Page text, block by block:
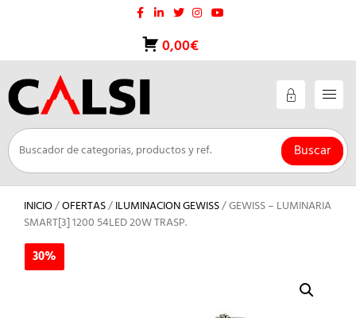
0,00€
Buscar
INICIO/OFERTAS/ILUMINACION GEWISS/ GEWISS – LUMINARIA
SMART[3] 1200 54LED 20W TRASP.
30%
30%